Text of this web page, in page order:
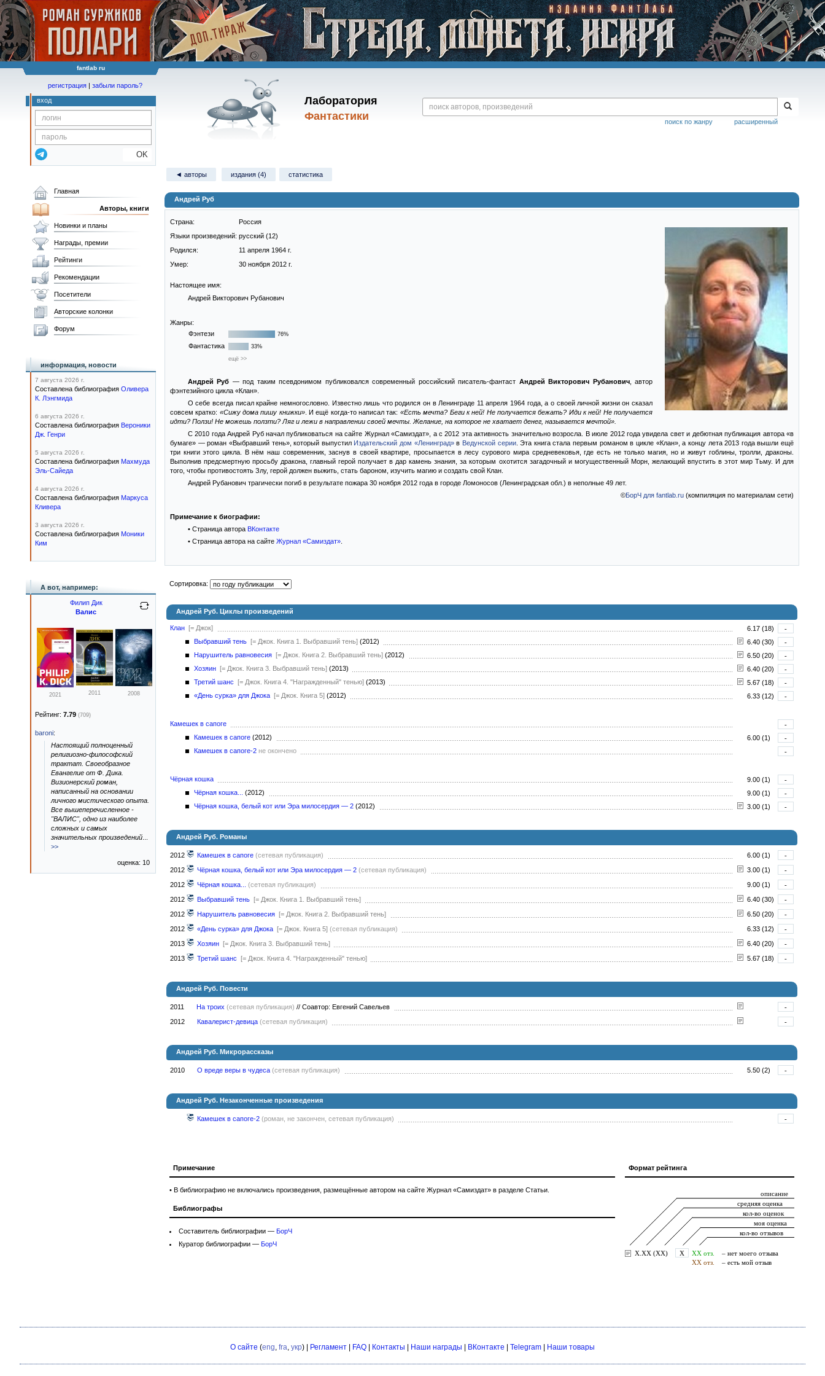
fantlab ru
Лаборатория
Фантастики
расширенный
поиск по жанру
регистрация | забыли пароль?
вход
OK
◄ авторы издания (4) статистика
Андрей Руб
Страна:
Россия
Языки произведений: русский (12)
Родился:
11 апреля 1964 г.
Умер:
30 ноября 2012 г.
Настоящее имя:
Андрей Викторович Рубанович
Жанры:
Фэнтези
76%
Фантастика
33%
ещё >>
Андрей Руб — под таким псевдонимом публиковался современный российский писатель-фантаст Андрей Викторович Рубанович, автор
фэнтезийного цикла «Клан».
О себе всегда писал крайне немногословно. Известно лишь что родился он в Ленинграде 11 апреля 1964 года, а о своей личной жизни он сказал
совсем кратко: «Сижу дома пишу книжки». И ещё когда-то написал так: «Есть мечта? Беги к ней! Не получается бежать? Иди к ней! Не получается
идти? Ползи! Не можешь ползти? Ляг и лежи в направлении своей мечты. Желание, на которое не хватает денег, называется мечтой».
С 2010 года Андрей Руб начал публиковаться на сайте Журнал «Самиздат», а с 2012 эта активность значительно возросла. В июле 2012 года увидела свет и дебютная публикация автора «в
бумаге» — роман «Выбравший тень», который выпустил Издательский дом «Ленинград»в Ведунской серии. Эта книга стала первым романом в цикле «Клан», а концу лета 2013 года вышли ещё
три книги этого цикла. В нём наш современник, заснув в своей квартире, просыпается в лесу сурового мира средневековья, где есть не только магия, но и живут гоблины, тролли, драконы.
Выполнив предсмертную просьбу дракона, главный герой получает в дар камень знания, за которым охотится загадочный и могущественный Морн, желающий впустить в этот мир Тьму. И для
того, чтобы противостоять Злу, герой должен выжить, стать бароном, изучить магию и создать свой Клан.
Андрей Рубанович трагически погиб в результате пожара 30 ноября 2012 года в городе Ломоносов (Ленинградская обл.) в неполные 49 лет.
©БорЧ для fantlab.ru (компиляция по материалам сети)
Примечание к биографии:
• Страница автора ВКонтакте
• Страница автора на сайте Журнал «Самиздат».
Сортировка:
Андрей Руб. Циклы произведений
Клан [= Джок] 6.17 (18)
-
Выбравший тень [= Джок. Книга 1. Выбравший тень] (2012) 6.40 (30)
-
Нарушитель равновесия [= Джок. Книга 2. Выбравший тень] (2012) 6.50 (20)
-
Хозяин [= Джок. Книга 3. Выбравший тень] (2013) 6.40 (20)
-
Третий шанс [= Джок. Книга 4. "Награжденный" тенью] (2013) 5.67 (18)
-
«День сурка» для Джока [= Джок. Книга 5] (2012) 6.33 (12) -
Камешек в сапоге
-
Камешек в сапоге (2012) 6.00 (1)
-
Камешек в сапоге-2 не окончено -
Чёрная кошка 9.00 (1)
-
Чёрная кошка...
(2012) 9.00 (1)
-
Чёрная кошка, белый кот или Эра милосердия — 2 (2012) 3.00 (1) -
Андрей Руб. Романы
2012 Камешек в сапоге (сетевая публикация) 6.00 (1)
-
2012
Чёрная кошка, белый кот или Эра милосердия — 2 (сетевая публикация) 3.00 (1)
-
2012
Чёрная кошка... (сетевая публикация) 9.00 (1)
-
2012
Выбравший тень [= Джок. Книга 1. Выбравший тень] 6.40 (30)
-
2012
Нарушитель равновесия [= Джок. Книга 2. Выбравший тень] 6.50 (20)
-
2012
«День сурка» для Джока [= Джок. Книга 5] (сетевая публикация) 6.33 (12)
-
2013
Хозяин [= Джок. Книга 3. Выбравший тень] 6.40 (20)
-
2013
Третий шанс [= Джок. Книга 4. "Награжденный" тенью] 5.67 (18) -
Андрей Руб. Повести
2011 На троих (сетевая публикация) // Соавтор: Евгений Савельев
-
2012
Кавалерист-девица (сетевая публикация) -
Андрей Руб. Микрорассказы
2010 О вреде веры в чудеса (сетевая публикация) 5.50 (2) -
Андрей Руб. Незаконченные произведения
Камешек в сапоге-2 (роман, не закончен, сетевая публикация) -
Формат рейтинга
Примечание
• В библиографию не включались произведения, размещённые автором на сайте Журнал «Самиздат» в разделе Статьи.
Библиографы
Составитель библиографии — БорЧ
Куратор библиографии — БорЧ
Главная
Авторы, книги
Новинки и планы
Награды, премии
Рейтинги
Рекомендации
Посетители
Авторские колонки
Форум
информация, новости
7 августа 2026 г.
Составлена библиография Оливера
К. Лэнгмида
6 августа 2026 г.
Составлена библиография Вероники
Дж. Генри
5 августа 2026 г.
Составлена библиография Махмуда
Эль-Сайеда
4 августа 2026 г.
Составлена библиография Маркуса
Кливера
3 августа 2026 г.
Составлена библиография Моники
Ким
А вот, например:
Филип Дик
Валис
2021 2011 2008
Рейтинг: 7.79 (709)
baroni:
Настоящий полноценный
религиозно-философский
трактат. Своеобразное
Евангелие от Ф. Дика.
Визионерский роман,
написанный на основании
личного мистического опыта.
Все вышеперечисленное -
"ВАЛИС", одно из наиболее
сложных и самых
значительных произведений
>>
оценка: 10
О сайте (eng, fra, укр) | Регламент FAQ Контакты Наши награды ВКонтакте Telegram Наши товары